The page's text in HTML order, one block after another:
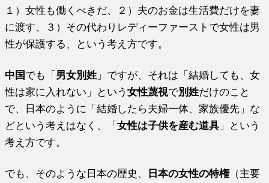
１）女性も働くべきだ、２）夫のお金は生活費だけを妻
に渡す、３）その代わりレディーファーストで女性は男
性が保護する、という考え方です。
中国 でも「 男女別姓 」ですが、それは「結婚しても、女
性は家に入れない」という女性蔑視で別姓だけのこと
で、日本のように「結婚したら夫婦一体、家族優先」な
どという考えはなく、「女性は子供を産む道具 」という
考え方です。
でも、そのような日本の歴史、 日本の女性の特権（主要